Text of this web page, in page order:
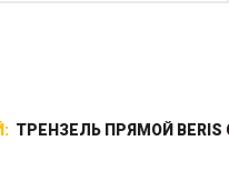
ТРЕНЗЕЛЬ ПРЯМОЙ BERIS